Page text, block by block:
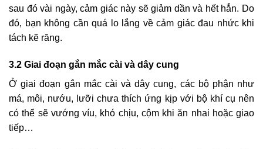
sau đó vài ngày, cảm giác này sẽ giảm dần và hết hẳn. Do
đó, bạn không cần quá lo lắng về cảm giác đau nhức khi
tách kẽ răng.
3.2 Giai đoạn gắn mắc cài và dây cung
Ở giai đoạn gắn mắc cài và dây cung, các bộ phận như
má, môi, nướu, lưỡi chưa thích ứng kịp với bộ khí cụ nên
có thể sẽ vướng víu, khó chịu, cộm khi ăn nhai hoặc giao
tiếp…